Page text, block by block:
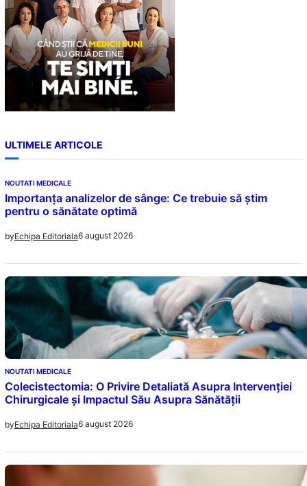
ULTIMELE ARTICOLE
NOUTATI MEDICALE
Importanța analizelor de sânge: Ce trebuie să știm
pentru o sănătate optimă
byEchipa Editoriala6 august 2026
NOUTATI MEDICALE
Colecistectomia: O Privire Detaliată Asupra Intervenției
Chirurgicale și Impactul Său Asupra Sănătății
byEchipa Editoriala6 august 2026